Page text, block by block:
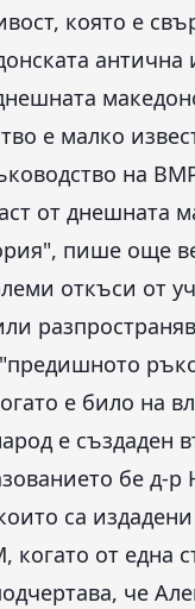
която е
е малко
на
от днешната
пише още
откъси от
е било на
е създаден
бе д-
са
когато от една
че